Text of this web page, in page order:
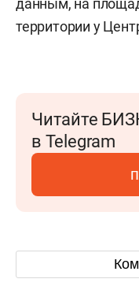
территории у
Читайте
в Telegram